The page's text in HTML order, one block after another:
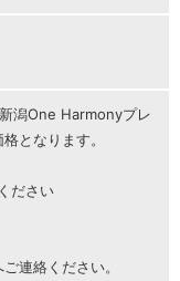
潟One Harmonyプレ
となります。
ださい
連絡ください。